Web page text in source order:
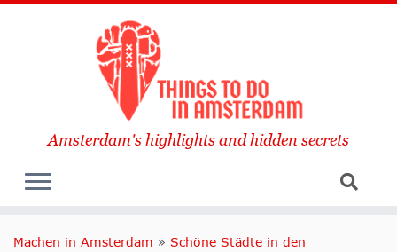
Amsterdam's highlights and hidden secrets
Machen in Amsterdam » Schöne Städte in den